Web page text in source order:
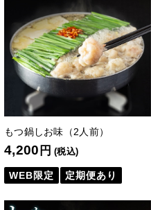
もつ鍋しお味（2人前）
4,200 円 (税込)
WEB限定 定期便あり